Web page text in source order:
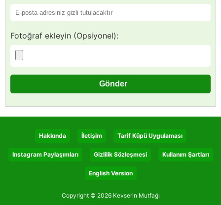
Fotoğraf ekleyin (Opsiyonel):
Hakkında İletişim Tarif Küpü Uygulaması
Instagram Paylaşımları Gizlilik Sözleşmesi Kullanım Şartları
English Version
Copyright © 2026 Kevserin Mutfağı